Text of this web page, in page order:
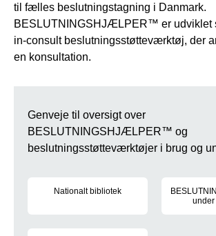
til fælles beslutningstagning i Danmark.
BESLUTNINGSHJÆLPER™ er udviklet
in-consult beslutningsstøtteværktøj, der
en konsultation.
Genveje til oversigt over
BESLUTNINGSHJÆLPER™ og
beslutningsstøtteværktøjer i brug og
Nationalt bibliotek
Oversigt over udviklede